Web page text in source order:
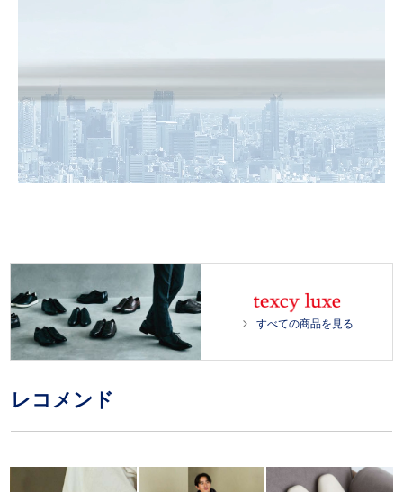
U
/
L
o
a
.
0
0
すべての商品を見る
レコメンド